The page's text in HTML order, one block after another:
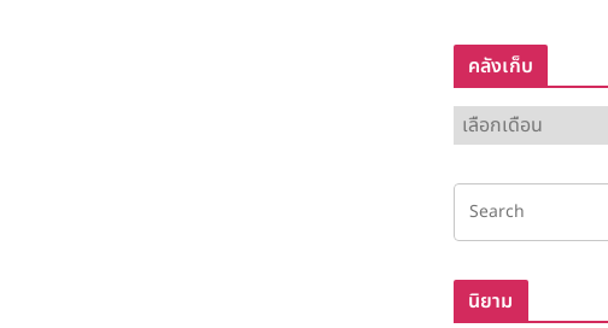
คลังเก็บ
ลั
ง
ก็
นิยาม